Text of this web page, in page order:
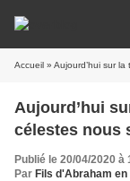
Accueil » Aujourd’hui sur
Aujourd’hui
célestes nous
Publié le 20/04/2020 à
Par Fils d'Abraham